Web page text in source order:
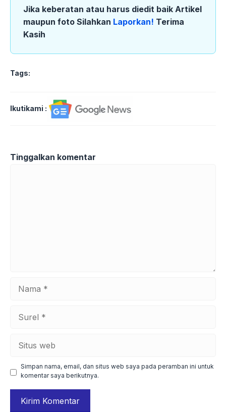
Jika keberatan atau harus diedit baik Artikel
maupun foto Silahkan Laporkan! Terima
Kasih
Tags:
Ikutikami :
Tinggalkan komentar
web
Simpan nama, email, dan situs web saya pada peramban ini untuk
komentar saya berikutnya.